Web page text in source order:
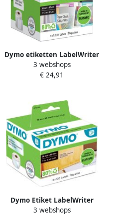
Dymo etiketten LabelWriter
ft 57 x 32 mm
verwijderbaar wit 1000
3 webshops
€ 24,91
Dymo Etiket LabelWriter
adressering 36x89mm 2
3 webshops